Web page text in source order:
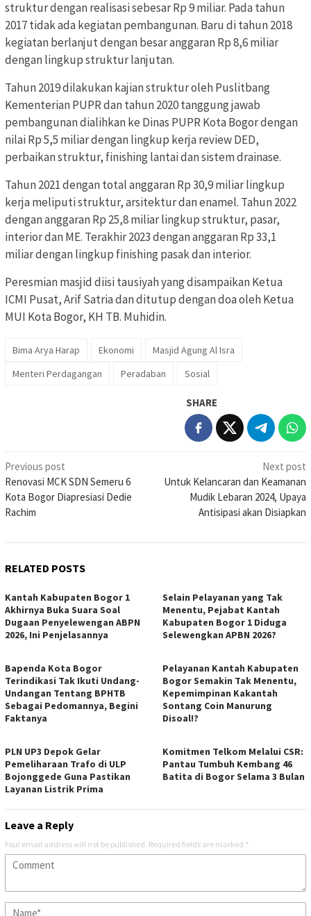
struktur dengan realisasi sebesar Rp 9 miliar. Pada tahun
2017 tidak ada kegiatan pembangunan. Baru di tahun 2018
kegiatan berlanjut dengan besar anggaran Rp 8,6 miliar
dengan lingkup struktur lanjutan.
Tahun 2019 dilakukan kajian struktur oleh Puslitbang
Kementerian PUPR dan tahun 2020 tanggung jawab
pembangunan dialihkan ke Dinas PUPR Kota Bogor dengan
nilai Rp 5,5 miliar dengan lingkup kerja review DED,
perbaikan struktur, finishing lantai dan sistem drainase.
Tahun 2021 dengan total anggaran Rp 30,9 miliar lingkup
kerja meliputi struktur, arsitektur dan enamel. Tahun 2022
dengan anggaran Rp 25,8 miliar lingkup struktur, pasar,
interior dan ME. Terakhir 2023 dengan anggaran Rp 33,1
miliar dengan lingkup finishing pasak dan interior.
Peresmian masjid diisi tausiyah yang disampaikan Ketua
ICMI Pusat, Arif Satria dan ditutup dengan doa oleh Ketua
MUI Kota Bogor, KH TB. Muhidin.
Bima Arya Harap Ekonomi
Masjid Agung Al Isra
Menteri Perdagangan
Peradaban Sosial
SHARE
Post
navigation
Previous post
Renovasi MCK SDN Semeru 6
Kota Bogor Diapresiasi Dedie
Rachim
Next post
Untuk Kelancaran dan Keamanan
Mudik Lebaran 2024, Upaya
Antisipasi akan Disiapkan
RELATED POSTS
Kantah Kabupaten Bogor 1
Akhirnya Buka Suara Soal
Dugaan Penyelewengan ABPN
2026, Ini Penjelasannya
Selain Pelayanan yang Tak
Menentu, Pejabat Kantah
Kabupaten Bogor 1 Diduga
Selewengkan APBN 2026?
Bapenda Kota Bogor
Terindikasi Tak Ikuti Undang-
Undangan Tentang BPHTB
Sebagai Pedomannya, Begini
Faktanya
Pelayanan Kantah Kabupaten
Bogor Semakin Tak Menentu,
Kepemimpinan Kakantah
Sontang Coin Manurung
Disoal!?
PLN UP3 Depok Gelar
Pemeliharaan Trafo di ULP
Bojonggede Guna Pastikan
Layanan Listrik Prima
Komitmen Telkom Melalui CSR:
Pantau Tumbuh Kembang 46
Batita di Bogor Selama 3 Bulan
Leave a Reply
Your email address will not be published. Required fields are marked *